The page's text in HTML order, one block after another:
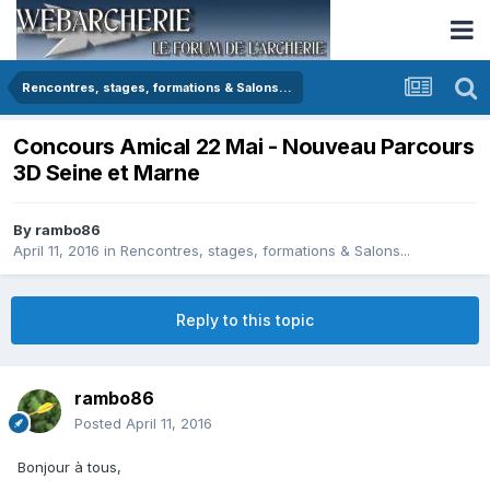
Rencontres, stages, formations & Salons...
Concours Amical 22 Mai - Nouveau Parcours
3D Seine et Marne
By rambo86
April 11, 2016 in Rencontres, stages, formations & Salons...
Reply to this topic
rambo86
Posted April 11, 2016
Bonjour à tous,